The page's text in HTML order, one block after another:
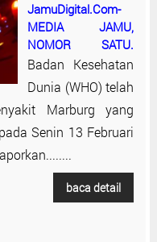
JamuDigital.Com-
MEDIA JAMU,
NOMOR SATU.
Badan Kesehatan
Dunia (WHO) telah
Marburg yang
Senin 13 Februari
baca detail